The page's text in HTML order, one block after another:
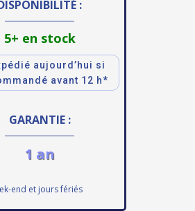
:
5+ en stock
aujourd’hui si
avant 12 h*
GARANTIE :
1 an
end et jours fériés